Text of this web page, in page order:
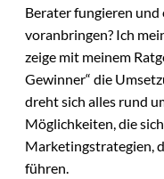
Berater fungieren
voranbringen? Ich
zeige mit meinem
Gewinner“ die
dreht sich alles rund
Möglichkeiten, die
Marketingstrategien,
führen.